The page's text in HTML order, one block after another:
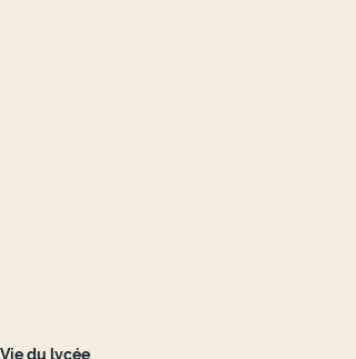
Vie du lycée